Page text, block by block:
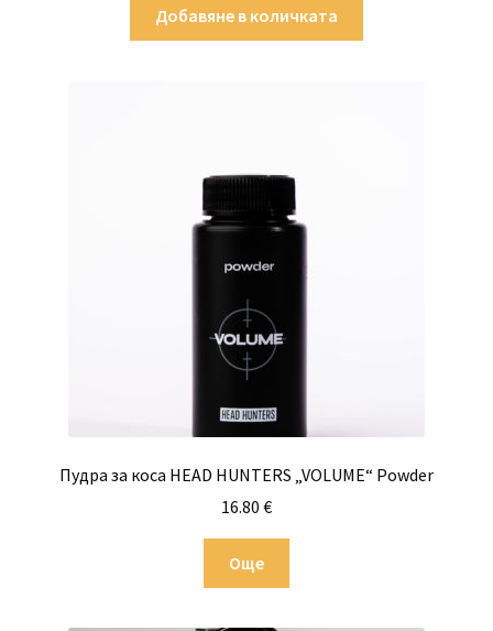
was:
15.80 €.
е:
10.27 €.
Добавяне в количката
Пудра за коса HEAD HUNTERS „VOLUME“ Powder
16.80 €
Още